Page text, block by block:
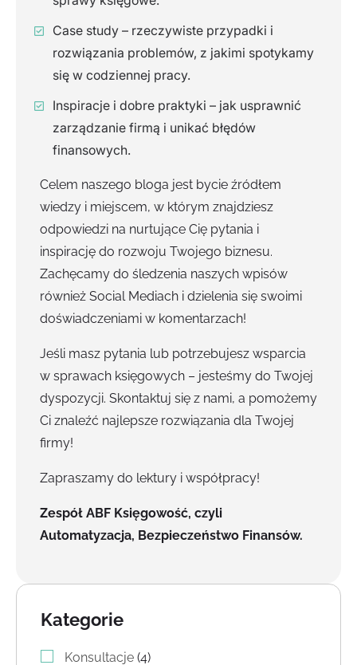
Case study – rzeczywiste przypadki i
rozwiązania problemów, z jakimi spotykamy
się w codziennej pracy.
Inspiracje i dobre praktyki – jak usprawnić
zarządzanie firmą i unikać błędów
finansowych.
Celem naszego bloga jest bycie źródłem
wiedzy i miejscem, w którym znajdziesz
odpowiedzi na nurtujące Cię pytania i
inspirację do rozwoju Twojego biznesu.
Zachęcamy do śledzenia naszych wpisów
również Social Mediach i dzielenia się swoimi
doświadczeniami w komentarzach!
Jeśli masz pytania lub potrzebujesz wsparcia
w sprawach księgowych – jesteśmy do Twojej
dyspozycji. Skontaktuj się z nami, a pomożemy
Ci znaleźć najlepsze rozwiązania dla Twojej
firmy!
Zapraszamy do lektury i współpracy!
Zespół ABF Księgowość, czyli
Automatyzacja, Bezpieczeństwo Finansów.
Kategorie
Konsultacje 44 produkty